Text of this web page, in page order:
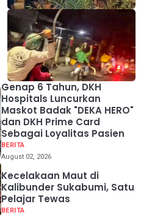
Genap 6 Tahun, DKH
Hospitals Luncurkan
Maskot Badak "DEKA HERO"
dan DKH Prime Card
Sebagai Loyalitas Pasien
BERITA
August 02, 2026
Kecelakaan Maut di
Kalibunder Sukabumi, Satu
Pelajar Tewas
BERITA